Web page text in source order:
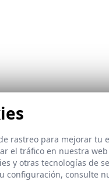
rastreo para mejorar
el tráfico en nuestra
y otras tecnologías de
configuración, consulte